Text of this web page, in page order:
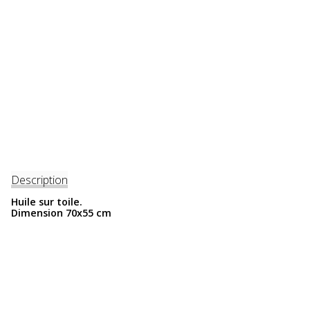
Description
Huile sur toile.
Dimension 70x55 cm